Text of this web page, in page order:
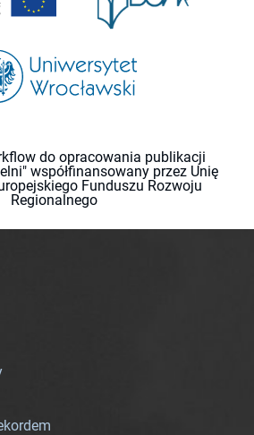
do opracowania publikacji
współfinansowany przez Unię
Funduszu Rozwoju
Regionalnego